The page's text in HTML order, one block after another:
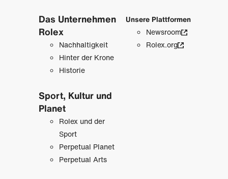
Das Unternehmen
Rolex
Nachhaltigkeit
Hinter der Krone
Historie
Sport, Kultur und
Planet
Rolex und der
Sport
Perpetual Planet
Perpetual Arts
Unsere Plattformen
Newsroom
Rolex.org